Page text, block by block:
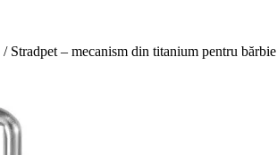
/ Stradpet – mecanism din titanium pentru bărbie